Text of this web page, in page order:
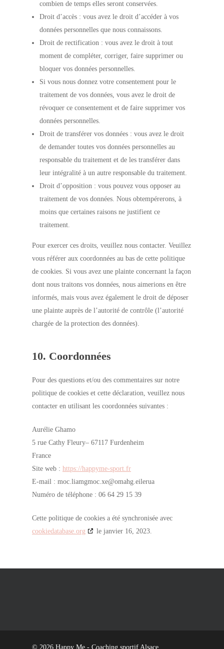
combien de temps elles seront conservées.
Droit d’accès : vous avez le droit d’accéder à vos
données personnelles que nous connaissons.
Droit de rectification : vous avez le droit à tout
moment de compléter, corriger, faire supprimer ou
bloquer vos données personnelles.
Si vous nous donnez votre consentement pour le
traitement de vos données, vous avez le droit de
révoquer ce consentement et de faire supprimer vos
données personnelles.
Droit de transférer vos données : vous avez le droit
de demander toutes vos données personnelles au
responsable du traitement et de les transférer dans
leur intégralité à un autre responsable du traitement.
Droit d’opposition : vous pouvez vous opposer au
traitement de vos données. Nous obtempérerons, à
moins que certaines raisons ne justifient ce
traitement.
Pour exercer ces droits, veuillez nous contacter. Veuillez
vous référer aux coordonnées au bas de cette politique
de cookies. Si vous avez une plainte concernant la façon
dont nous traitons vos données, nous aimerions en être
informés, mais vous avez également le droit de déposer
une plainte auprès de l’autorité de contrôle (l’autorité
chargée de la protection des données).
10. Coordonnées
Pour des questions et/ou des commentaires sur notre
politique de cookies et cette déclaration, veuillez nous
contacter en utilisant les coordonnées suivantes :
Aurélie Ghamo
5 rue Cathy Fleury– 67117 Furdenheim
France
Site web : https://happyme-sport.fr
E-mail :
aurelie.ghamo@
ex.com
gmail.com
Numéro de téléphone : 06 64 29 15 39
Cette politique de cookies a été synchronisée avec
cookiedatabase.org
le janvier 16, 2023.
© 2026 Happy Me - Coaching sportif Alsace.